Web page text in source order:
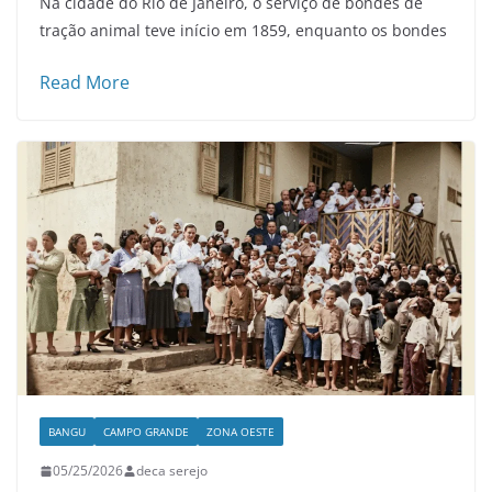
tração animal teve início em 1859, enquanto os bondes
Read More
BANGU CAMPO GRANDE ZONA OESTE
05/25/2026 deca serejo